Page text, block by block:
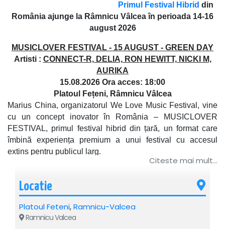
Primul Festival Hibrid din
România ajunge la Râmnicu Vâlcea în perioada 14-16
august 2026
MUSICLOVER FESTIVAL - 15 AUGUST - GREEN DAY
Artisti : CONNECT-R, DELIA, RON HEWITT, NICKI M,
AURIKA
15.08.2026 Ora acces: 18:00
Platoul Fețeni, Râmnicu Vâlcea
Marius China, organizatorul We Love Music Festival, vine
cu un concept inovator în România – MUSICLOVER
FESTIVAL, primul festival hibrid din țară, un format care
îmbină experiența premium a unui festival cu accesul
extins pentru publicul larg.
Noua producție va avea loc în perioada 14-16 august
zona într-un hub de muzică, entertainment și experiențe
imersive timp de trei zile consecutive.
MUSICLOVER FESTIVAL aduce un concept unic pe piața
din România, combinând zone premium dedicate
Citeste mai mult...
Locatie
Platoul Feteni,Ramnicu-Valcea
Ramnicu Valcea